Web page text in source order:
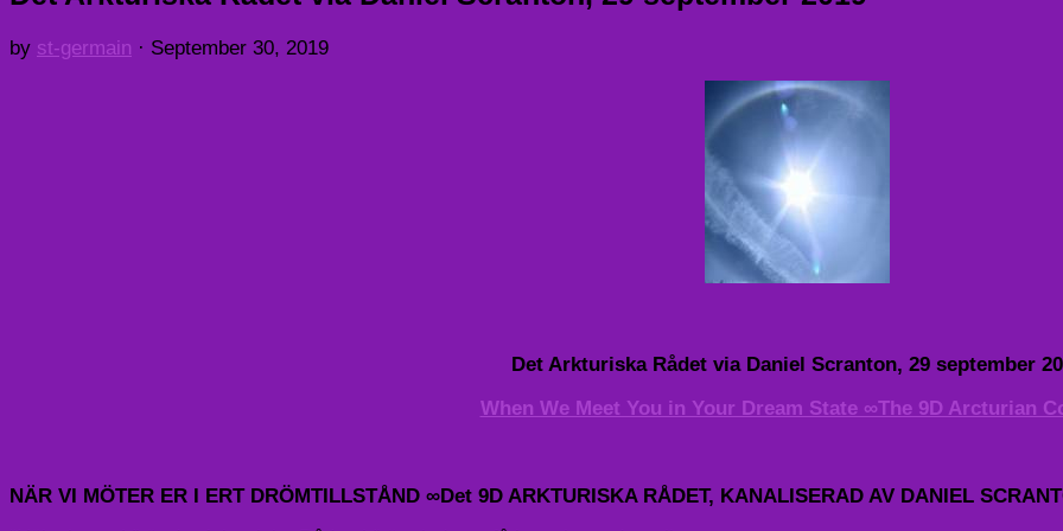
by st-germain · September 30, 2019
Det Arkturiska Rådet via Daniel Scranton, 29 september
When We Meet You in Your Dream State ∞The 9D Arcturian
NÄR VI MÖTER ER I ERT DRÖMTILLSTÅND ∞Det 9D ARKTURISKA RÅDET, KANALISERAD AV DANIEL